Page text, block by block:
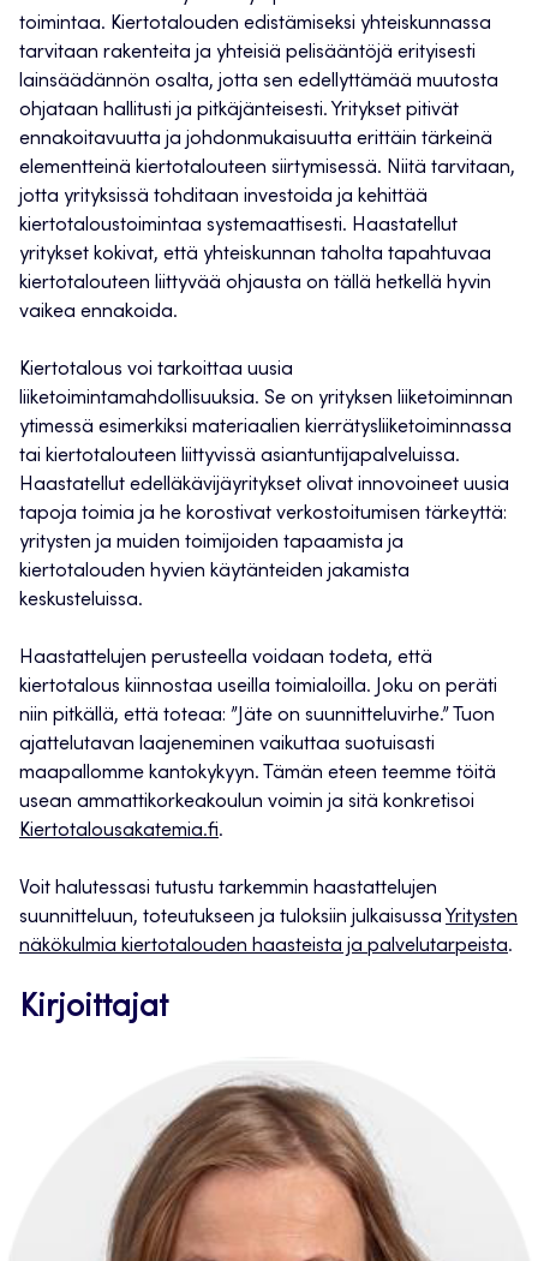
toimintaa. Kiertotalouden edistämiseksi yhteiskunnassa
tarvitaan rakenteita ja yhteisiä pelisääntöjä erityisesti
lainsäädännön osalta, jotta sen edellyttämää muutosta
ohjataan hallitusti ja pitkäjänteisesti. Yritykset pitivät
ennakoitavuutta ja johdonmukaisuutta erittäin tärkeinä
elementteinä kiertotalouteen siirtymisessä. Niitä tarvitaan,
jotta yrityksissä tohditaan investoida ja kehittää
kiertotaloustoimintaa systemaattisesti. Haastatellut
yritykset kokivat, että yhteiskunnan taholta tapahtuvaa
kiertotalouteen liittyvää ohjausta on tällä hetkellä hyvin
vaikea ennakoida.
Kiertotalous voi tarkoittaa uusia
liiketoimintamahdollisuuksia. Se on yrityksen liiketoiminnan
ytimessä esimerkiksi materiaalien kierrätysliiketoiminnassa
tai kiertotalouteen liittyvissä asiantuntijapalveluissa.
Haastatellut edelläkävijäyritykset olivat innovoineet uusia
tapoja toimia ja he korostivat verkostoitumisen tärkeyttä:
yritysten ja muiden toimijoiden tapaamista ja
kiertotalouden hyvien käytänteiden jakamista
keskusteluissa.
Haastattelujen perusteella voidaan todeta, että
kiertotalous kiinnostaa useilla toimialoilla. Joku on peräti
niin pitkällä, että toteaa: ”Jäte on suunnitteluvirhe.” Tuon
ajattelutavan laajeneminen vaikuttaa suotuisasti
maapallomme kantokykyyn. Tämän eteen teemme töitä
usean ammattikorkeakoulun voimin ja sitä konkretisoi
Kiertotalousakatemia.fi.
Voit halutessasi tutustu tarkemmin haastattelujen
suunnitteluun, toteutukseen ja tuloksiin julkaisussa Yritysten
näkökulmia kiertotalouden haasteista ja palvelutarpeista.
Kirjoittajat